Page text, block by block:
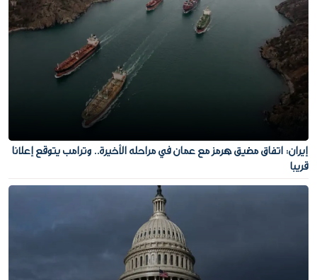
إيران: اتفاق مضيق هرمز مع عمان في مراحله الأخيرة.. وترامب يتوقع إعلانا
قريبا